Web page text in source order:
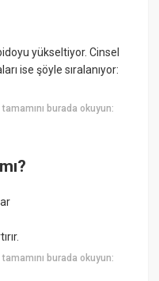
yükseltiyor. Cinsel
ise şöyle sıralanıyor:
tamamını burada okuyun:
tamamını burada okuyun: